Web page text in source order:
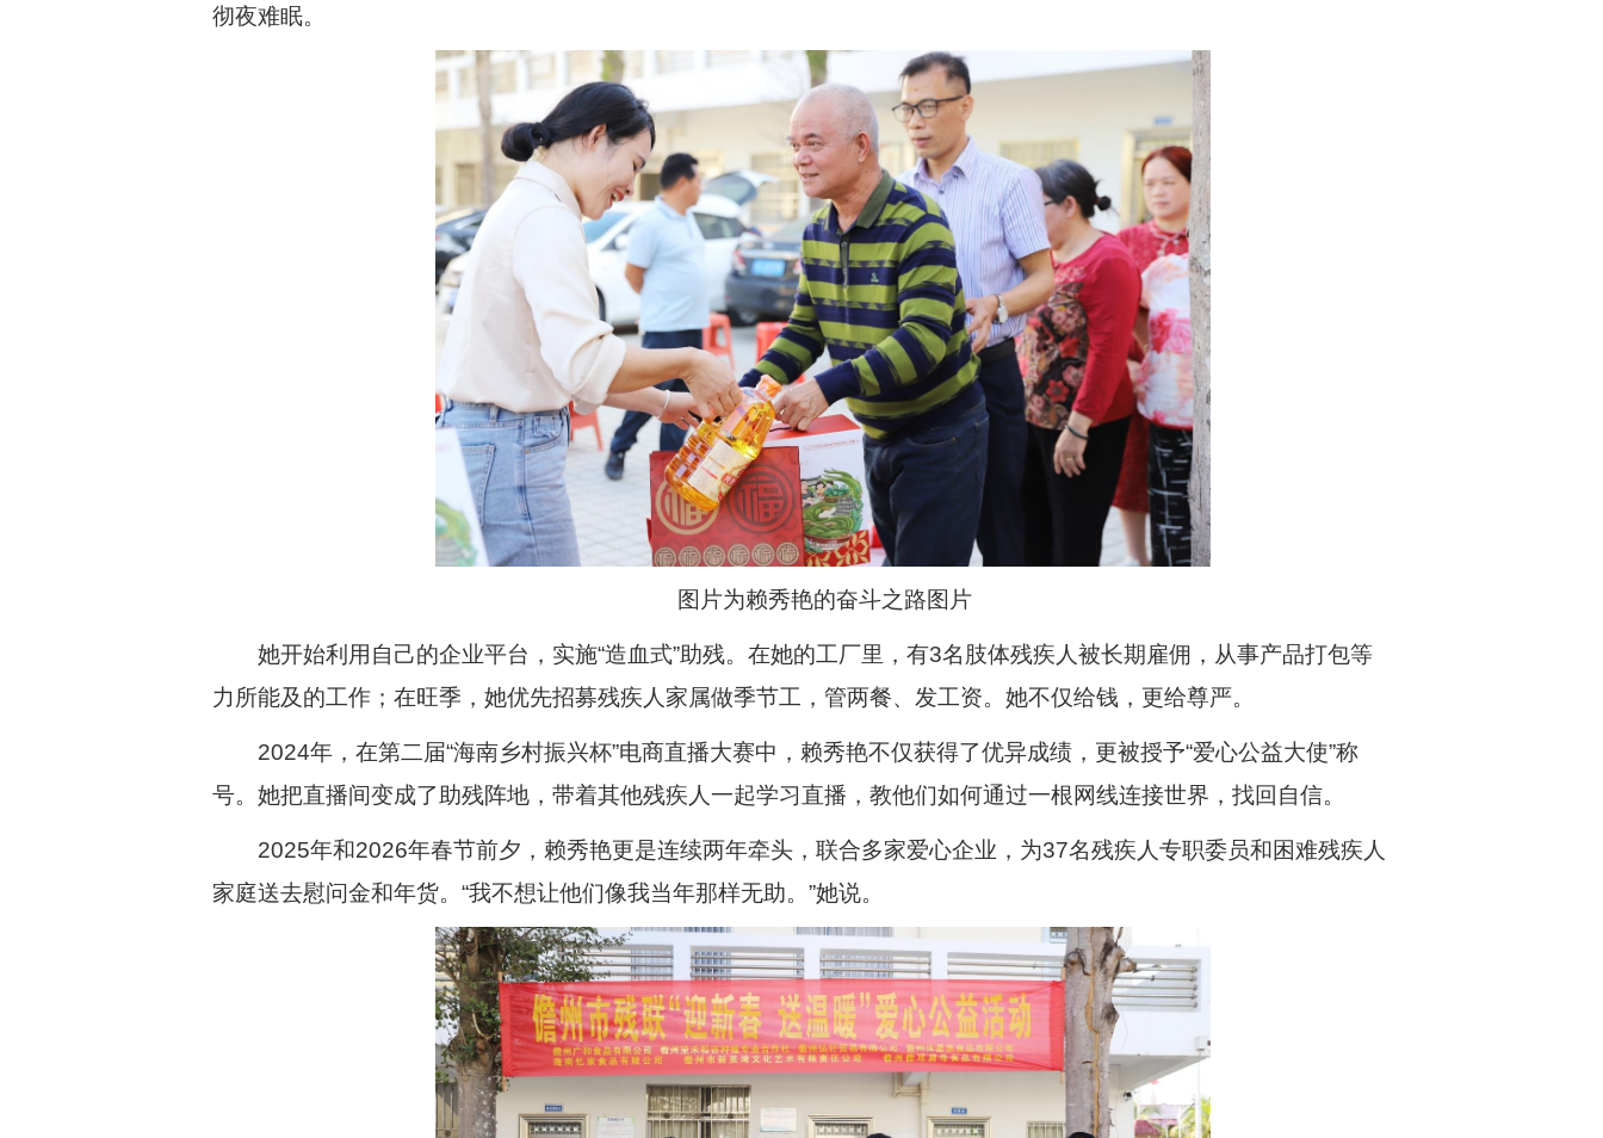
彻夜难眠。
图片为赖秀艳的奋斗之路图片
她开始利用自己的企业平台，实施“造血式”助残。在她的工厂里，有3名肢体残疾人被长期雇佣，从事产品打包等
力所能及的工作；在旺季，她优先招募残疾人家属做季节工，管两餐、发工资。她不仅给钱，更给尊严。
2024年，在第二届“海南乡村振兴杯”电商直播大赛中，赖秀艳不仅获得了优异成绩，更被授予“爱心公益大使”称
号。她把直播间变成了助残阵地，带着其他残疾人一起学习直播，教他们如何通过一根网线连接世界，找回自信。
2025年和2026年春节前夕，赖秀艳更是连续两年牵头，联合多家爱心企业，为37名残疾人专职委员和困难残疾人
家庭送去慰问金和年货。“我不想让他们像我当年那样无助。”她说。